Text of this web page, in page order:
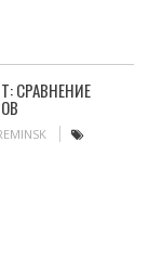
СРАВНЕНИЕ